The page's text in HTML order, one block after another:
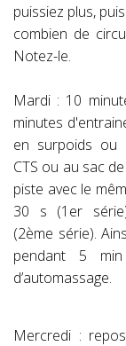
puissiez plus,
combien de
Notez-le.
Mardi : 10
minutes
en surpoids ou
CTS ou au sac
piste avec le
30 s (1er
(2ème série).
pendant 5
d’automassage.
Mercredi :